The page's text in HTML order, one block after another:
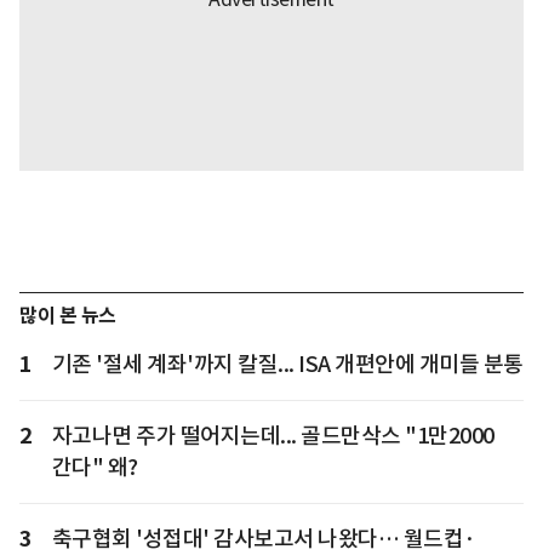
많이 본 뉴스
1 기존 '절세 계좌'까지 칼질... ISA 개편안에 개미들 분통
2
자고나면 주가 떨어지는데... 골드만삭스 "1만2000
간다" 왜?
3
축구협회 '성접대' 감사보고서 나왔다… 월드컵·